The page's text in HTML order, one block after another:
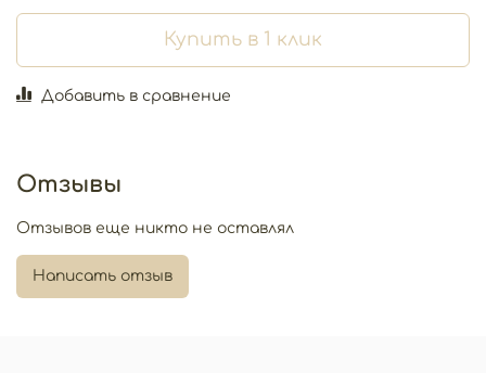
Купить в 1 клик
Добавить в сравнение
Отзывы
Отзывов еще никто не оставлял
Написать отзыв